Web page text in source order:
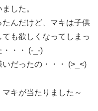
した。
んだけど、マキは子供
も欲しくなってしまっ
・・ (-_-)
だったの・・・ (>_<)
キが当たりました～